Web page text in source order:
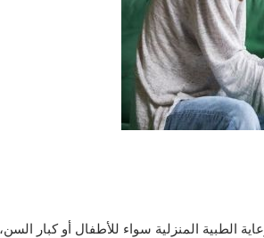
المنزلية سواء للأطفال أو كبار السن،